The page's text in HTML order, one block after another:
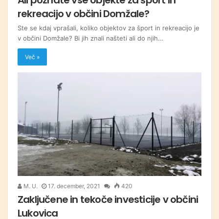
rekreacijo v občini Domžale?
Ste se kdaj vprašali, koliko objektov za šport in rekreacijo je
v občini Domžale? Bi jih znali našteti ali do njih…
Več »
M. U. 17. december, 2021 420
Zaključene in tekoče investicije v občini
Lukovica